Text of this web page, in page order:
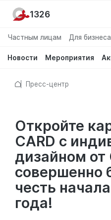
Частным лицам Для бизнеса
Новости Мероприятия
1326
Пресс-центр
Откройте
CARD с
дизайном от
совершенно
честь
года!